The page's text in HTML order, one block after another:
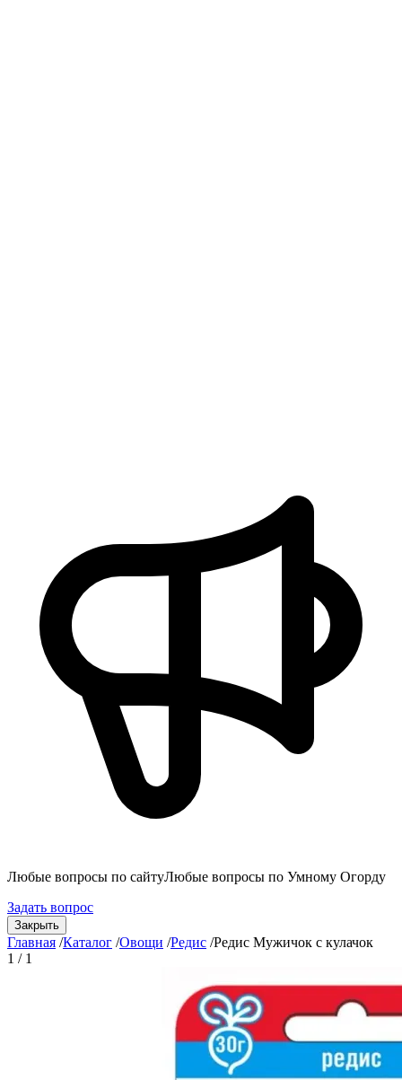
Любые вопросы по сайтуЛюбые вопросы по Умному Огорду
Задать вопрос
Закрыть
Главная /Каталог /Овощи /Редис /Редис Мужичок с кулачок
1 / 1